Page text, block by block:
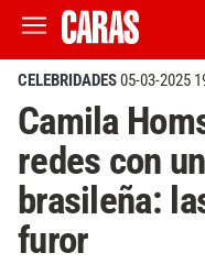
CELEBRIDADES05-03-2025
Camila
redes con
brasileña:
furor